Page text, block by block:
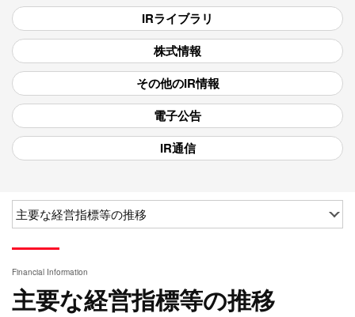
IRライブラリ
株式情報
その他のIR情報
電子公告
IR通信
Financial Information
主要な経営指標等の推移